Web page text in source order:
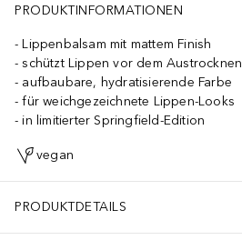
PRODUKTINFORMATIONEN
Lippenbalsam mit mattem Finish
schützt Lippen vor dem Austrocknen
aufbaubare, hydratisierende Farbe
für weichgezeichnete Lippen-Looks
in limitierter Springfield-Edition
vegan
PRODUKTDETAILS